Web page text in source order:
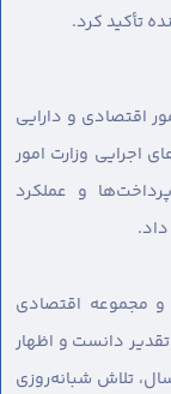
تأکید کرد.
اقتصادی و دارایی
اجرایی وزارت امور
و عملکرد
و مجموعه اقتصادی
تقدیر دانست و اظهار
تلاش شبانه‌روزی